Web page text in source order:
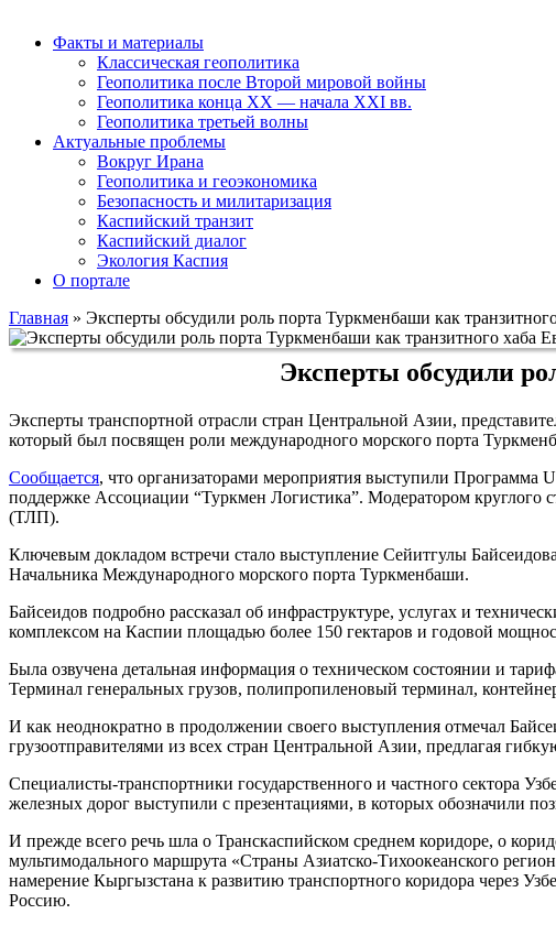
Факты и материалы
Классическая геополитика
Геополитика после Второй мировой войны
Геополитика конца XX — начала XXI вв.
Геополитика третьей волны
Актуальные проблемы
Вокруг Ирана
Геополитика и геоэкономика
Безопасность и милитаризация
Каспийский транзит
Каспийский диалог
Экология Каспия
О портале
Главная » Эксперты обсудили роль порта Туркменбаши как
Эксперты обсудили
Эксперты транспортной отрасли стран Центральной Азии,
который был посвящен роли международного морского порта
Сообщается, что организаторами мероприятия выступили Программа
поддержке Ассоциации “Туркмен Логистика”. Модератором круглого
(ТЛП).
Ключевым докладом встречи стало выступление Сейитгулы
Начальника Международного морского порта Туркменбаши.
Байсеидов подробно рассказал об инфраструктуре, услугах и
комплексом на Каспии площадью более 150 гектаров и годовой
Была озвучена детальная информация о техническом состоянии и
Терминал генеральных грузов, полипропиленовый терминал,
И как неоднократно в продолжении своего выступления отмечал
грузоотправителями из всех стран Центральной Азии, предлагая
Специалисты-транспортники государственного и частного сектора
железных дорог выступили с презентациями, в которых обозначили
И прежде всего речь шла о Транскаспийском среднем коридоре, о
мультимодального маршрута «Страны Азиатско-Тихоокеанского
намерение Кыргызстана к развитию транспортного коридора через
Россию.